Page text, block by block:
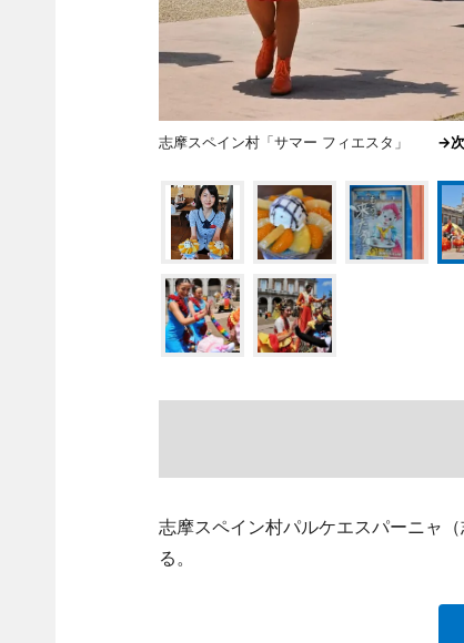
志摩スペイン村「サマー フィエスタ」 →
志摩スペイン村パルケエスパーニャ
る。